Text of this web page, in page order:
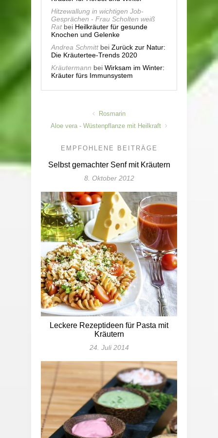
Hitzewallung in wichtigen Job-
Gesprächen - Frau Scholten weiß
Ratbei Heilkräuter für gesunde
Knochen und Gelenke
Andrea Schmittbei Zurück zur Natur:
Die Kräutertee-Trends 2020
Kräutermann bei Wirksam im Winter:
Kräuter fürs Immunsystem
Rosmarin
Aloe vera - Wüstenpflanze mit Heilkraft
EMPFOHLENE BEITRÄGE
Selbst gemachter Senf mit Kräutern
8. Oktober 2012
Leckere Rezeptideen für Pasta mit
Kräutern
24. Juli 2014